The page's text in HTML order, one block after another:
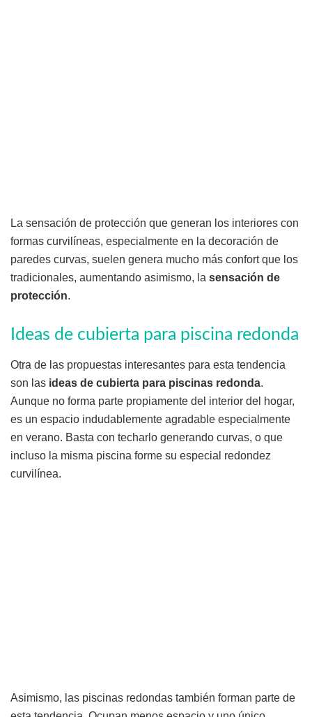
La sensación de protección que generan los interiores con
formas curvilíneas, especialmente en la decoración de
paredes curvas, suelen genera mucho más confort que los
tradicionales, aumentando asimismo, la sensación de
protección.
Ideas de cubierta para piscina redonda
Otra de las propuestas interesantes para esta tendencia
son las ideas de cubierta para piscinas redonda.
Aunque no forma parte propiamente del interior del hogar,
es un espacio indudablemente agradable especialmente
en verano. Basta con techarlo generando curvas, o que
incluso la misma piscina forme su especial redondez
curvilínea.
Asimismo, las piscinas redondas también forman parte de